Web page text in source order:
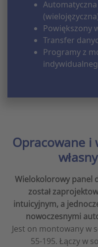
Powiększony
Transfer
Programy z
Opracowane i
Wielokolorowy panel
został
intuicyjnym, a
nowoczesnymi
Jest on montowany w
55-195. Łączy w